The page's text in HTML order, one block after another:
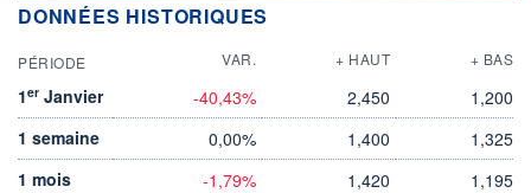
DONNÉES HISTORIQUES
PÉRIODE VAR. + HAUT + BAS
1er Janvier -40,43% 2,450
1,200
1 semaine
0,00% 1,400
1,325
1 mois
-1,79% 1,420
1,195